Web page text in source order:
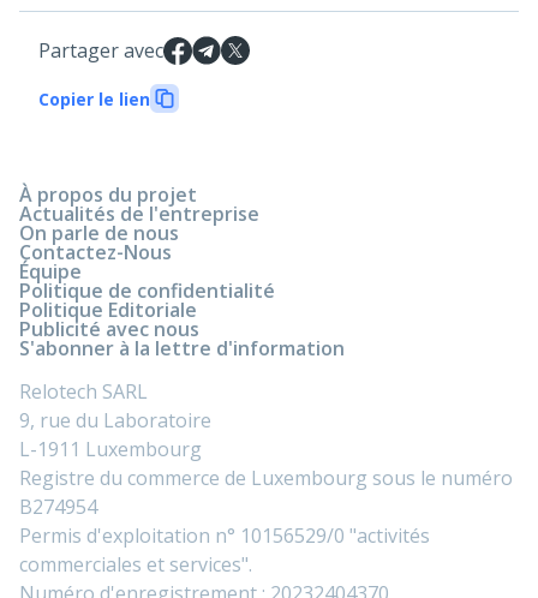
Partager avec
Copier le lien
À propos du projet
Actualités de l'entreprise
On parle de nous
Contactez-Nous
Équipe
Politique de confidentialité
Politique Editoriale
Publicité avec nous
S'abonner à la lettre d'information
Relotech SARL
9, rue du Laboratoire
L-1911 Luxembourg
Registre du commerce de Luxembourg sous le numéro
B274954
Permis d'exploitation n° 10156529/0 "activités
commerciales et services".